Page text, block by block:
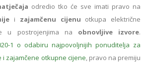
odredio tko će sve imati pravo na
i zajamčenu cijenu otkupa električne
u postrojenjima na obnovljive izvore.
1 o odabiru najpovoljnijih ponuditelja za
i zajamčene otkupne cijene, pravo na premiju